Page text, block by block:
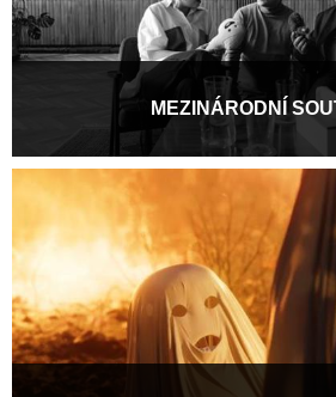
MEZINÁRODNÍ
Výroční 20. edice festivalu Pragueshorts
soutěži 28 snímků, na jejichž vzniku se...
Více informací